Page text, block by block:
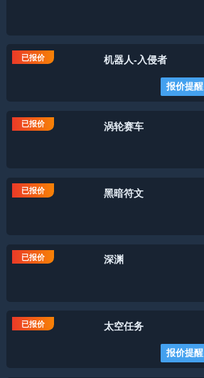
已报价 机器人-入侵者
报价提醒
已报价 涡轮赛车
已报价 黑暗符文
已报价 深渊
已报价 太空任务
报价提醒